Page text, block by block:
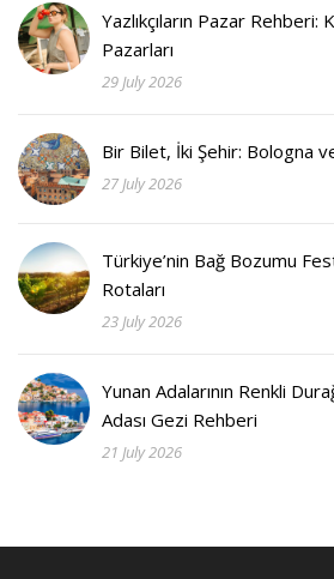
Yazlıkçıların Pazar
Pazarları
29 July 2026
Bir Bilet, İki Şehir: Bologna
27 July 2026
Türkiye’nin Bağ Bozumu
Rotaları
23 July 2026
Yunan Adalarının Renkli
Adası Gezi Rehberi
21 July 2026